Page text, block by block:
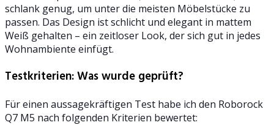
schlank genug, um unter die meisten Möbelstücke zu
passen. Das Design ist schlicht und elegant in mattem
Weiß gehalten – ein zeitloser Look, der sich gut in jedes
Wohnambiente einfügt.
Testkriterien: Was wurde geprüft?
Für einen aussagekräftigen Test habe ich den Roborock
Q7 M5 nach folgenden Kriterien bewertet: